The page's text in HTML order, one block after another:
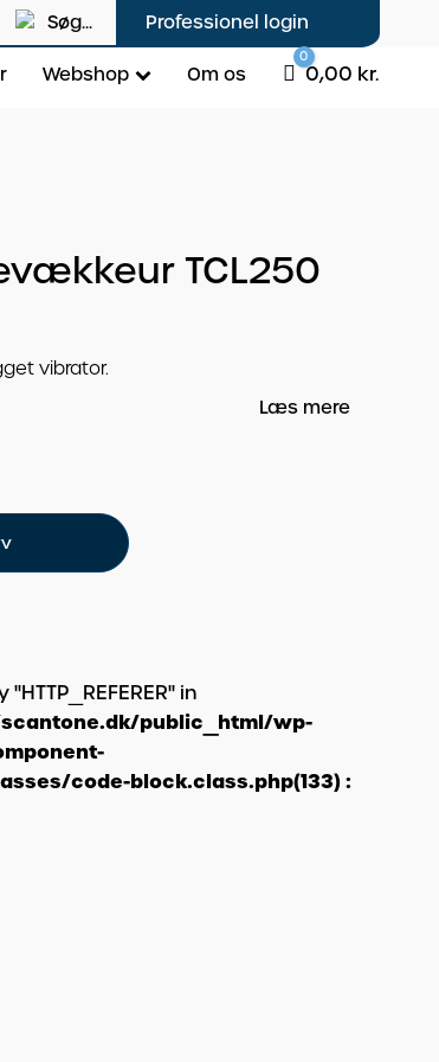
Søg... Professionel login
Webshop Om os Cart
0
0,00 kr.
TCL250
vibrator.
Læs mere
in
public_html/wp-
code-block.class.php(133) :